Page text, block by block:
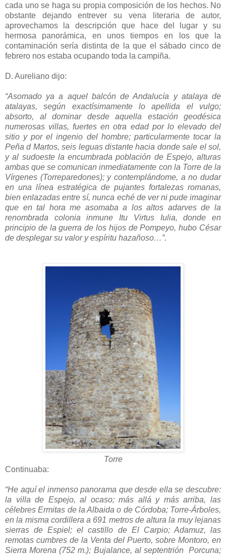
cada uno se haga su propia composición de los hechos. No
obstante dejando entrever su vena literaria de autor,
aprovechamos la descripción que hace del lugar y su
hermosa panorámica, en unos tiempos en los que la
contaminación sería distinta de la que el sábado cinco de
febrero nos estaba ocupando toda la campiña.
D. Aureliano dijo:
“Asomado ya a aquel balcón de Andalucía y atalaya de
atalayas, según exactísimamente lo apellida el vulgo;
absorto, al dominar desde aquella estación geodésica
numerosas villas, fuertes en otra edad por lo elevado del
sitio y por el ingenio del hombre; particularmente tocar la
Peña d Martos, seis leguas distante hacia donde sale el sol,
y al sudoeste la encumbrada población de Espejo, alturas
ambas que se comunican inmediatamente con la Torre de la
Vírgenes (Torreparedones); y contemplándome, a no dudar
en una línea estratégica de pujantes fortalezas romanas,
bien enlazadas entre sí, nunca eché de ver ni pude imaginar
que en tal hora me asomaba a los altos adarves de la
renombrada colonia inmune Itu Virtus Iulia, donde en
principio de la guerra de los hijos de Pompeyo, hubo César
de desplegar su valor y espíritu hazañoso…”.
Torre
Continuaba:
“He aquí el inmenso panorama que desde ella se descubre:
la villa de Espejo, al ocaso; más allá y más arriba, las
célebres Ermitas de la Albaida o de Córdoba; Torre-Árboles,
en la misma cordillera a 691 metros de altura la muy lejanas
sierras de Espiel; el castillo de El Carpio; Adamuz, las
remotas cumbres de la Venta del Puerto, sobre Montoro, en
Sierra Morena (752 m.); Bujalance, al septentrión Porcuna;